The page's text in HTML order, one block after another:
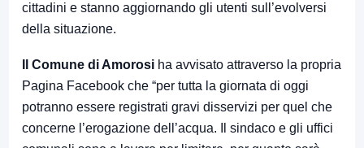
cittadini e stanno aggiornando gli utenti sull’evolversi
della situazione.
Il Comune di Amorosi ha avvisato attraverso la propria
Pagina Facebook che “per tutta la giornata di oggi
potranno essere registrati gravi disservizi per quel che
concerne l’erogazione dell’acqua. Il sindaco e gli uffici